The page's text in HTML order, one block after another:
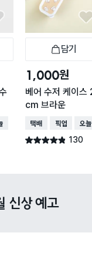
송
담기
1,000원
베어 수저 케이스
cm 브라운
택배배송 매장픽업 오늘
별점 4.8점 130
건 작성
월 결제 혜택